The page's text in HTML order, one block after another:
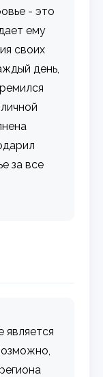
- это
ему
своих
день,
за все
является